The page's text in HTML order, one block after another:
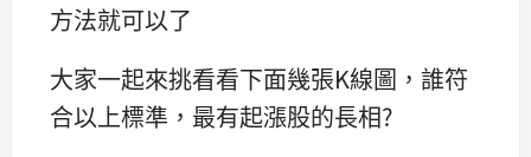
方法就可以了
大家一起來挑看看下面幾張K線圖，誰符
合以上標準，最有起漲股的長相?